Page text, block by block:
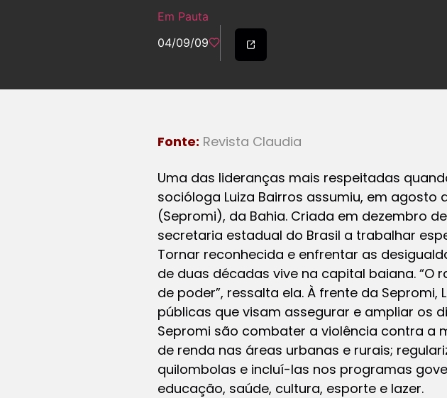
Em Pauta
04/09/09
Fonte: Revista Claudia
Uma das lideranças mais respeitadas
socióloga Luiza Bairros assumiu, em
(Sepromi), da Bahia. Criada em dezembro
secretaria estadual do Brasil a trabalhar
Tornar reconhecida e enfrentar as
de duas décadas vive na capital baiana.
de poder”, ressalta ela. À frente da
públicas que visam assegurar e ampliar os
Sepromi são combater a violência contra a
de renda nas áreas urbanas e rurais;
quilombolas e incluí-las nos programas
educação, saúde, cultura, esporte e lazer.